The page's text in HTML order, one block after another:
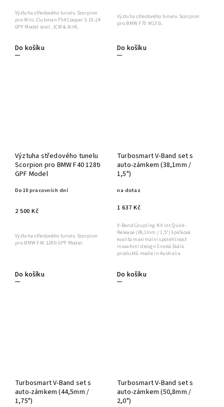
Do košíku
Výztuha středového tunelu Scorpion
pro Mini Clubman F54 Cooper S 19-24
GPF Model (excl. JCW & All4).
Do košíku
Výztuha středového tunelu Scorpion
pro BMW F70 M135i.
Výztuha středového tunelu
Scorpion pro BMW F40 128ti
GPF Model
Do 10 pracovních dní
2 500 Kč
Do košíku
Výztuha středového tunelu Scorpion
pro BMW F40 128ti GPF Model.
Turbosmart V-Band set s
auto-zámkem (38,1mm /
1,5")
na dotaz
1 637 Kč
Do košíku
V-Band Coupling Kit inc Quick-
Release (38,1mm / 1,5") špičková
kvalita maximální spolehlivost
inovativní design široká škála
produktů made in Australia
Turbosmart V-Band set s
auto-zámkem (44,5mm /
1,75")
Turbosmart V-Band set s
auto-zámkem (50,8mm /
2,0")